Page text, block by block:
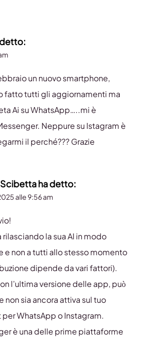
un nuovo smartphone,
fatto tutti gli aggiornamenti ma
Ai su WhatsApp…..mi è
Neppure su Istagram è
il perché??? Grazie
ha detto:
alle 9:56 am
rilasciando la sua AI in modo
e non a tutti allo stesso momento
dipende da vari fattori).
l’ultima versione delle app, può
non sia ancora attiva sul tuo
WhatsApp o Instagram.
è una delle prime piattaforme